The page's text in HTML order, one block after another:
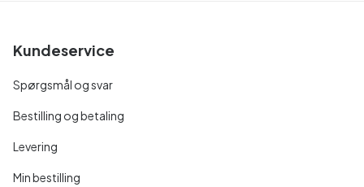
Kundeservice
Spørgsmål og svar
Bestilling og betaling
Levering
Min bestilling